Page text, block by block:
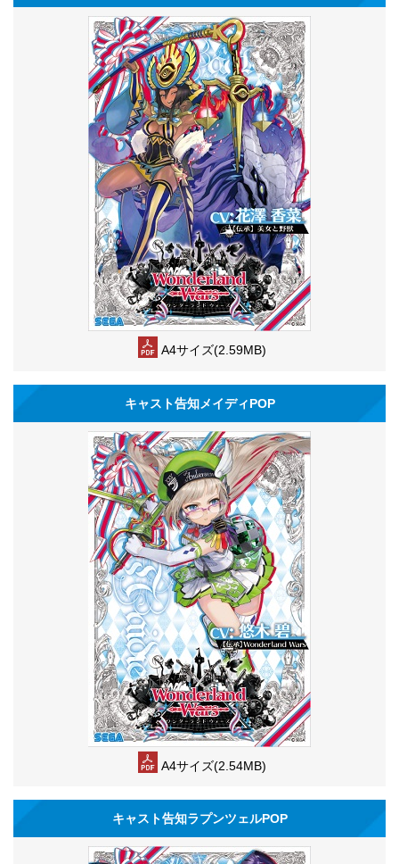
A4サイズ(2.59MB)
キャスト告知メイディPOP
A4サイズ(2.54MB)
キャスト告知ラプンツェルPOP